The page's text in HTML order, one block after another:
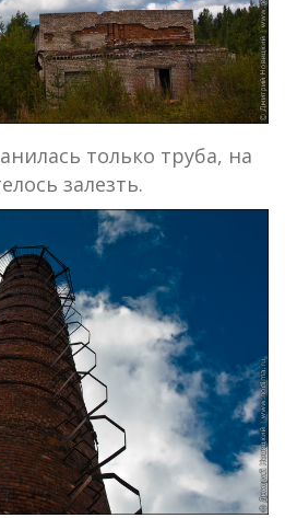
только труба, на
залезть.